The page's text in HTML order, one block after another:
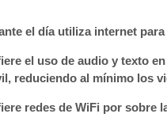
el día utiliza internet
el uso de audio y texto
reduciendo al mínimo los
redes de WiFi por sobre